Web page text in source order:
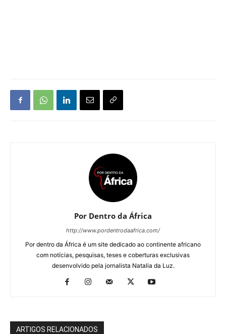
Por Dentro da África
http://www.pordentrodaafrica.com/
Por dentro da África é um site dedicado ao continente africano
com notícias, pesquisas, teses e coberturas exclusivas
desenvolvido pela jornalista Natalia da Luz.
ARTIGOS RELACIONADOS